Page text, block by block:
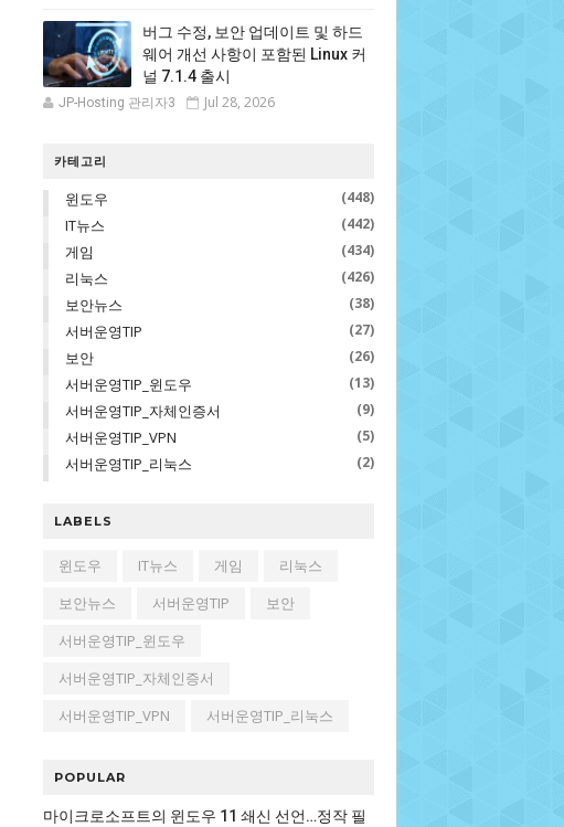
버그 수정, 보안 업데이트 및 하드
웨어 개선 사항이 포함된 Linux 커
널 7.1.4 출시
JP-Hosting 관리자3 Jul 28, 2026
카테고리
윈도우 (448)
IT뉴스 (442)
게임 (434)
리눅스 (426)
보안뉴스 (38)
서버운영TIP (27)
보안 (26)
서버운영TIP_윈도우 (13)
서버운영TIP_자체인증서 (9)
서버운영TIP_VPN (5)
서버운영TIP_리눅스 (2)
LABELS
윈도우 IT뉴스 게임
리눅스
보안뉴스
서버운영TIP
보안
서버운영TIP_윈도우
서버운영TIP_자체인증서
서버운영TIP_VPN
서버운영TIP_리눅스
POPULAR
마이크로소프트의 윈도우 11 쇄신 선언…정작 필